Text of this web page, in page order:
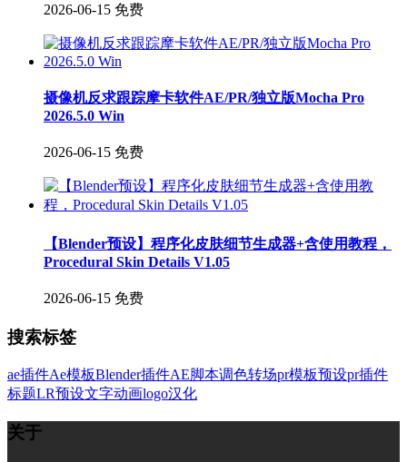
2026-06-15 免费
摄像机反求跟踪摩卡软件AE/PR/独立版Mocha Pro
2026.5.0 Win
2026-06-15 免费
【Blender预设】程序化皮肤细节生成器+含使用教程，
Procedural Skin Details V1.05
2026-06-15 免费
搜索标签
ae插件Ae模板Blender插件AE脚本调色转场pr模板预设pr插件
标题LR预设文字动画logo汉化
关于